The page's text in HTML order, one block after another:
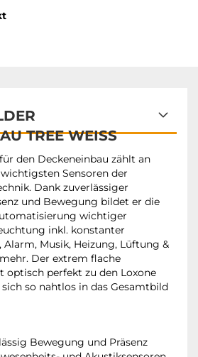
TREE WEISS
den Deckeneinbau zählt an
Sensoren der
Dank zuverlässiger
und Bewegung bildet er die
wichtiger
inkl. konstanter
Musik, Heizung, Lüftung &
Der extrem flache
optisch perfekt zu den Loxone
so nahtlos in das Gesamtbild
Bewegung und Präsenz